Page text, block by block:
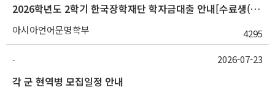
2026학년도 2학기 한국장학재단 학자금대출 안내[수료생(연구생)]
아시아언어문명학부 4295
-
각 군 현역병 모집일정 안내
2026-07-23